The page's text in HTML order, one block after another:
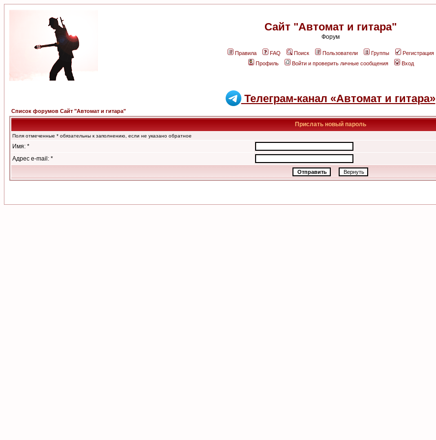
Сайт "Автомат и гитара"
Форум
Правила FAQ Поиск Пользователи Группы
Регистрация
Профиль
Войти и проверить личные сообщения Вход
Телеграм-канал «Автомат и гитара»
Список форумов Сайт "Автомат и гитара"
Прислать новый пароль
Поля отмеченные * обязательны к заполнению, если не указано обратное
Имя: *
Адрес e-mail: *